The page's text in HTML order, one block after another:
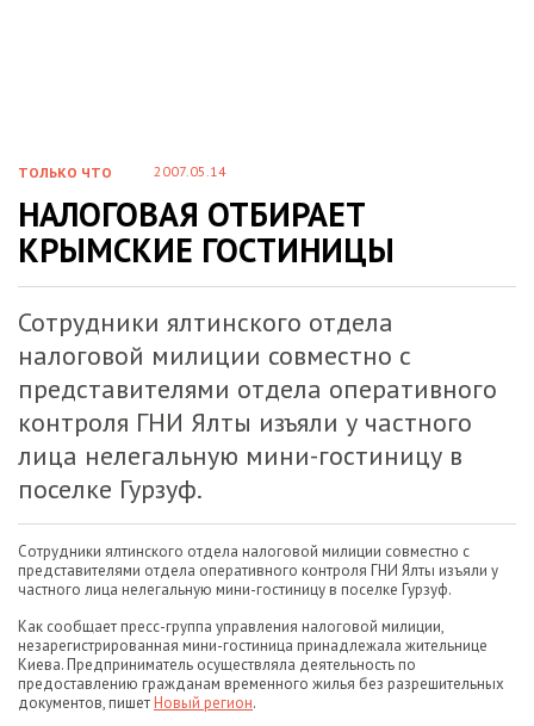
ТОЛЬКО ЧТО 2007.05.14
НАЛОГОВАЯ ОТБИРАЕТ
КРЫМСКИЕ ГОСТИНИЦЫ
Сотрудники ялтинского отдела
налоговой милиции совместно с
представителями отдела оперативного
контроля ГНИ Ялты изъяли у частного
лица нелегальную мини-гостиницу в
поселке Гурзуф.
Сотрудники ялтинского отдела налоговой милиции совместно с
представителями отдела оперативного контроля ГНИ Ялты изъяли у
частного лица нелегальную мини-гостиницу в поселке Гурзуф.
Как сообщает пресс-группа управления налоговой милиции,
незарегистрированная мини-гостиница принадлежала жительнице
Киева. Предприниматель осуществляла деятельность по
предоставлению гражданам временного жилья без разрешительных
документов, пишетНовый регион.